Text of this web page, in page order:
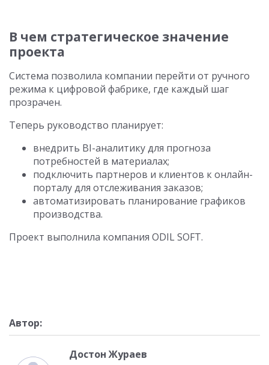
В чем стратегическое значение
проекта
Система позволила компании перейти от ручного
режима к цифровой фабрике, где каждый шаг
прозрачен.
Теперь руководство планирует:
внедрить BI-аналитику для прогноза
потребностей в материалах;
подключить партнеров и клиентов к онлайн-
порталу для отслеживания заказов;
автоматизировать планирование графиков
производства.
Проект выполнила компания ODIL SOFT.
Автор:
Достон Жураев